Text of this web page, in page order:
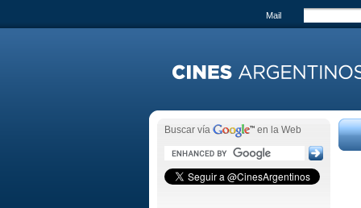
Mail
Buscar vía en la Web